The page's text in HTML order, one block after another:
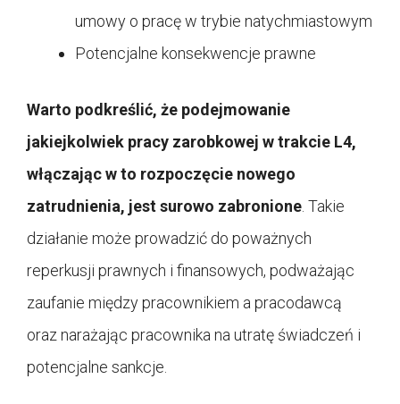
umowy o pracę w trybie natychmiastowym
Potencjalne konsekwencje prawne
Warto podkreślić, że podejmowanie
jakiejkolwiek pracy zarobkowej w trakcie L4,
włączając w to rozpoczęcie nowego
zatrudnienia, jest surowo zabronione . Takie
działanie może prowadzić do poważnych
reperkusji prawnych i finansowych, podważając
zaufanie między pracownikiem a pracodawcą
oraz narażając pracownika na utratę świadczeń i
potencjalne sankcje.